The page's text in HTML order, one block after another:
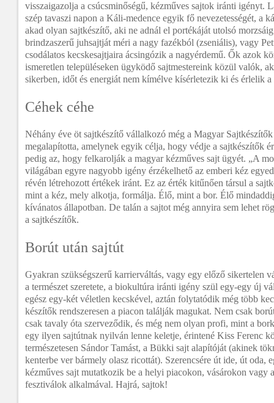
visszaigazolja a csúcsminőségű, kézműves sajtok iránti igényt.
szép tavaszi napon a Káli-medence egyik fő nevezetességét, a
akad olyan sajtkészítő, aki ne adnál el portékáját utolsó
brindzaszerű juhsajtját méri a nagy fazékból (zseniális), vagy
csodálatos kecskesajtjaira ácsingózik a nagyérdemű. Ők azok
ismeretlen településeken ügyködő sajtmestereink közül valók,
sikerben, időt és energiát nem kímélve kísérletezik ki és érlelik
Céhek céhe
Néhány éve öt sajtkészítő vállalkozó még a Magyar
megalapította, amelynek egyik célja, hogy védje a sajtkészítők
pedig az, hogy felkarolják a magyar kézműves sajt ügyét. „A
világában egyre nagyobb igény érzékelhető az emberi kéz
révén létrehozott értékek iránt. Ez az érték kitűnően társul a
mint a kéz, mely alkotja, formálja. Élő, mint a bor. Élő
kívánatos állapotban. De talán a sajtot még annyira sem lehet
a sajtkészítők.
Borút után sajtút
Gyakran szükségszerű karrierváltás, vagy egy előző sikertelen
a természet szeretete, a biokultúra iránti igény szül egy-egy új
egész egy-két véletlen kecskével, aztán folytatódik még több
készítők rendszeresen a piacon találják magukat. Nem csak
csak tavaly óta szerveződik, és még nem olyan profi, mint a
egy ilyen sajtútnak nyilván lenne keletje, érintené Kiss Ferenc
természetesen Sándor Tamást, a Bükki sajt alapítóját (akinek
kenterbe ver bármely olasz ricottát). Szerencsére út ide, út oda,
kézműves sajt mutatkozik be a helyi piacokon, vásárokon vagy
fesztiválok alkalmával. Hajrá, sajtok!